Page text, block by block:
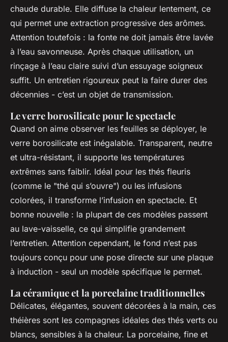
chaude durable. Elle diffuse la chaleur lentement, ce
qui permet une extraction progressive des arômes.
Attention toutefois : la fonte ne doit jamais être lavée
à l’eau savonneuse. Après chaque utilisation, un
rinçage à l’eau claire suivi d’un essuyage soigneux
suffit. Un entretien rigoureux peut la faire durer des
décennies - c’est un objet de transmission.
Le verre borosilicate pour le spectacle
Quand on aime observer les feuilles se déployer, le
verre borosilicate est inégalable. Transparent, neutre
et ultra-résistant, il supporte les températures
extrêmes sans faiblir. Idéal pour les thés fleuris
(comme le "thé qui s’ouvre") ou les infusions
colorées, il transforme l’infusion en spectacle. Et
bonne nouvelle : la plupart de ces modèles passent
au lave-vaisselle, ce qui simplifie grandement
l’entretien. Attention cependant, le fond n’est pas
toujours conçu pour une pose directe sur une plaque
à induction - seul un modèle spécifique le permet.
La céramique et la porcelaine traditionnelles
Délicates, élégantes, souvent décorées à la main, ces
théières sont les compagnes idéales des thés verts ou
blancs, sensibles à la chaleur. La porcelaine, fine et